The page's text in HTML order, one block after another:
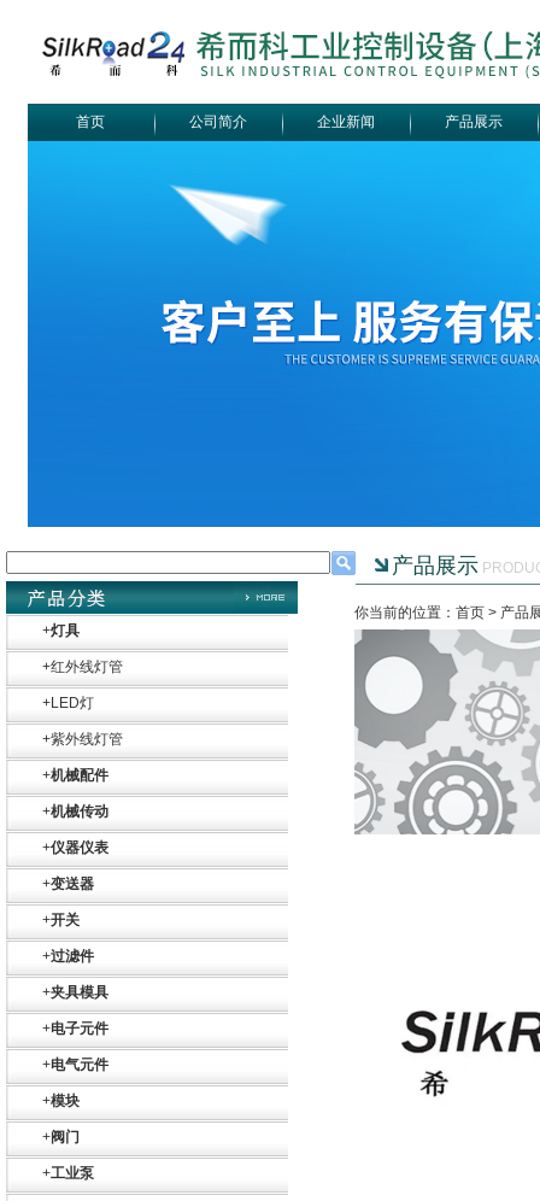
首页 公司简介 企业新闻 产品展示
+灯具
+红外线灯管
+LED灯
+紫外线灯管
+机械配件
+机械传动
+仪器仪表
+变送器
+开关
+过滤件
+夹具模具
+电子元件
+电气元件
+模块
+阀门
+工业泵
产品展示
你当前的位置：首页 > 产品